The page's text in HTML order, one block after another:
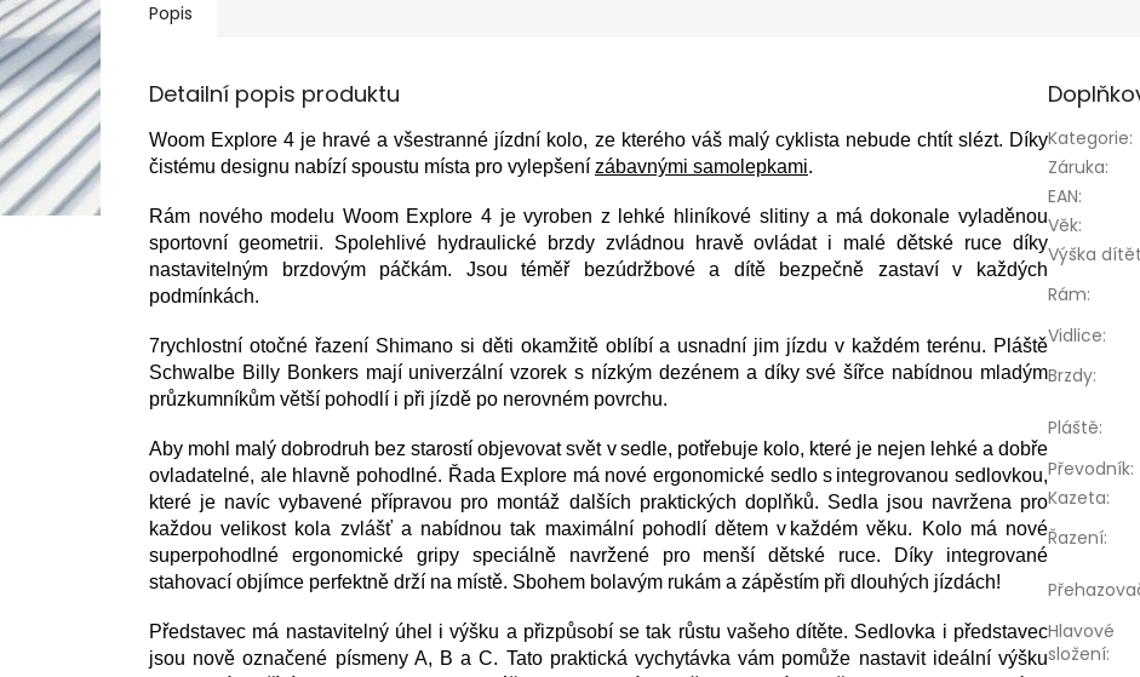
Popis
Detailní popis produktu
Woom Explore 4 je hravé a všestranné jízdní kolo, ze kterého váš malý cyklista nebude chtít slézt. Díky
čistému designu nabízí spoustu místa pro vylepšení zábavnými samolepkami.
Rám nového modelu Woom Explore 4 je vyroben z lehké hliníkové slitiny a má dokonale vyladěnou
sportovní geometrii. Spolehlivé hydraulické brzdy zvládnou hravě ovládat i malé dětské ruce díky
nastavitelným brzdovým páčkám. Jsou téměř bezúdržbové a dítě bezpečně zastaví v každých
podmínkách.
7rychlostní otočné řazení Shimano si děti okamžitě oblíbí a usnadní jim jízdu v každém terénu. Pláště
Schwalbe Billy Bonkers mají univerzální vzorek s nízkým dezénem a díky své šířce nabídnou mladým
průzkumníkům větší pohodlí i při jízdě po nerovném povrchu.
Aby mohl malý dobrodruh bez starostí objevovat svět v sedle, potřebuje kolo, které je nejen lehké a dobře
ovladatelné, ale hlavně pohodlné. Řada Explore má nové ergonomické sedlo s integrovanou sedlovkou,
které je navíc vybavené přípravou pro montáž dalších praktických doplňků. Sedla jsou navržena pro
každou velikost kola zvlášť a nabídnou tak maximální pohodlí dětem v každém věku. Kolo má nové
superpohodlné ergonomické gripy speciálně navržené pro menší dětské ruce. Díky integrované
stahovací objímce perfektně drží na místě. Sbohem bolavým rukám a zápěstím při dlouhých jízdách!
Představec má nastavitelný úhel i výšku a přizpůsobí se tak růstu vašeho dítěte. Sedlovka i představec
jsou nově označené písmeny A, B a C. Tato praktická vychytávka vám pomůže nastavit ideální výšku
Kategorie:
Záruka:
EAN:
Věk:
Výška
Rám:
Vidlice:
Brzdy:
Pláště:
Převodník:
Kazeta:
Řazení:
Hlavové
složení: